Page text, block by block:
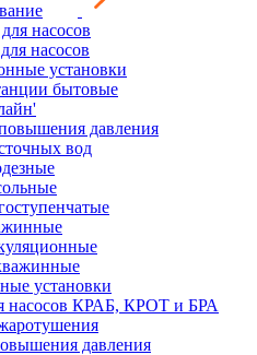
насосов
насосов
установки
бытовые
давления
вод
установки
насосов КРАБ, КРОТ и БРА
давления